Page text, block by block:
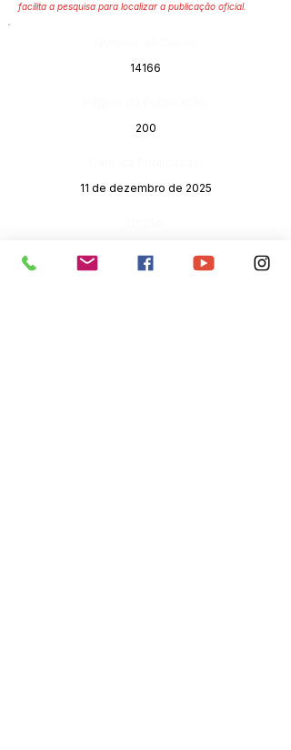
facilita a pesquisa para localizar a publicação oficial.
14166
200
11 de dezembro de 2025